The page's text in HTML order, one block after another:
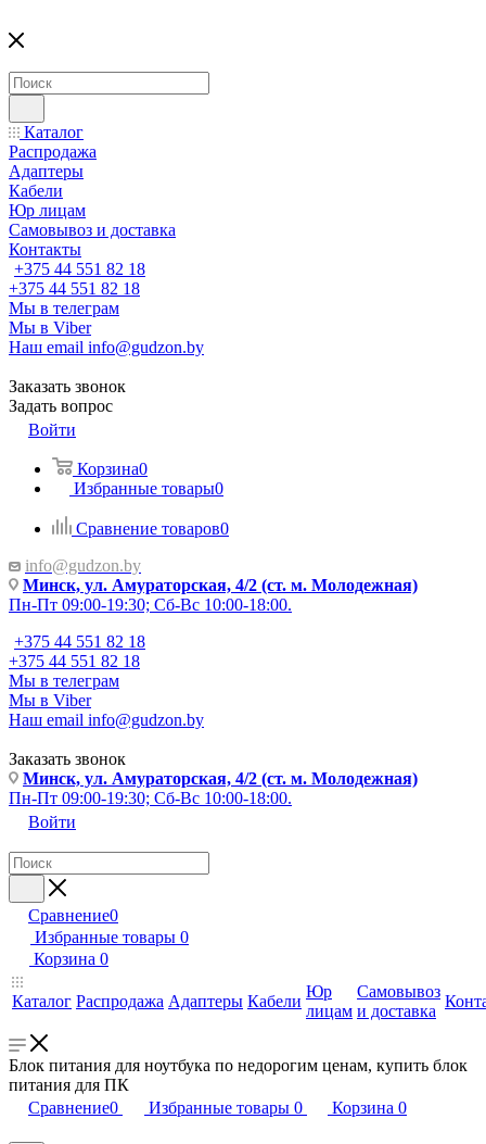
Каталог
Распродажа
Адаптеры
Кабели
Юр лицам
Самовывоз и доставка
Контакты
+375 44 551 82 18
+375 44 551 82 18
Мы в телеграм
Мы в Viber
Наш email info@gudzon.by
Заказать звонок
Задать вопрос
Войти
Корзина0
Избранные товары0
Сравнение товаров0
info@gudzon.by
Минск, ул. Амураторская, 4/2 (ст. м. Молодежная)
Пн-Пт 09:00-19:30; Сб-Вс 10:00-18:00.
+375 44 551 82 18
+375 44 551 82 18
Мы в телеграм
Мы в Viber
Наш email info@gudzon.by
Заказать звонок
Минск, ул. Амураторская, 4/2 (ст. м. Молодежная)
Пн-Пт 09:00-19:30; Сб-Вс 10:00-18:00.
Войти
Сравнение0
Избранные товары 0
Корзина 0
Каталог Распродажа Адаптеры Кабели
Юр
лицам
Самовывоз
и доставка
Блок питания для ноутбука по недорогим ценам, купить блок
питания для ПК
Сравнение0 Избранные товары 0 Корзина 0